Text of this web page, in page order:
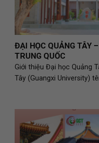
ĐẠI HỌC QUẢNG TÂY
TRUNG QUỐC
Giới thiệu Đại học Quảng
Tây (Guangxi University)